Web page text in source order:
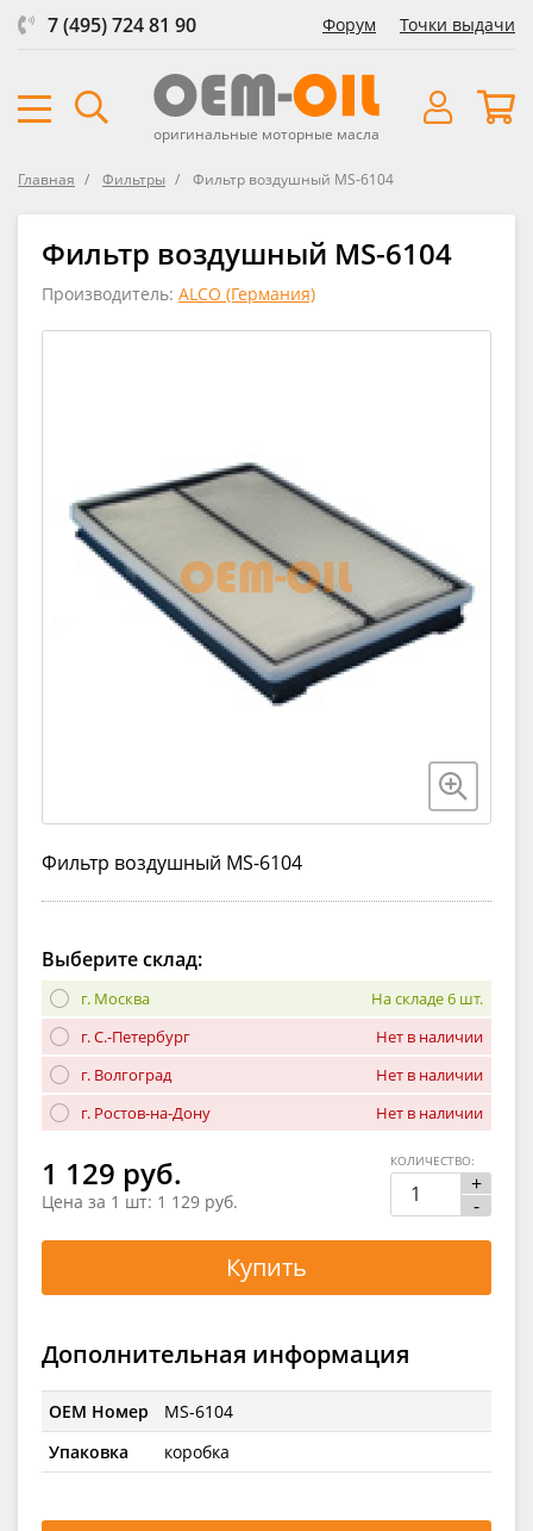
7 (495) 724 81 90 Форум Точки выдачи
оригинальные моторные масла
Главная Фильтры Фильтр воздушный MS-6104
Фильтр воздушный MS-6104
Производитель: ALCO (Германия)
Фильтр воздушный MS-6104
Выберите склад:
г. Москва
На складе 6 шт.
г. С.-Петербург
Нет в наличии
г. Волгоград
Нет в наличии
г. Ростов-на-Дону
Нет в наличии
1 129 руб.
Цена за 1 шт: 1 129 руб.
+
-
КОЛИЧЕСТВО:
Купить
Дополнительная информация
OEM Номер
MS-6104
Упаковка
коробка